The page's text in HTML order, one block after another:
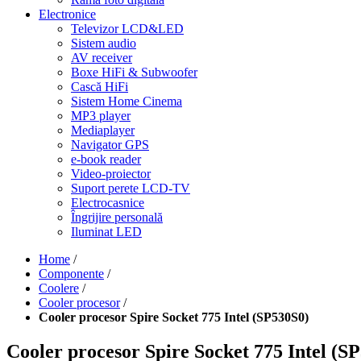
Electronice
Televizor LCD&LED
Sistem audio
AV receiver
Boxe HiFi & Subwoofer
Cască HiFi
Sistem Home Cinema
MP3 player
Mediaplayer
Navigator GPS
e-book reader
Video-proiector
Suport perete LCD-TV
Electrocasnice
Îngrijire personală
Iluminat LED
Home /
Componente /
Coolere /
Cooler procesor /
Cooler procesor Spire Socket 775 Intel (SP530S0)
Cooler procesor Spire Socket 775 Intel